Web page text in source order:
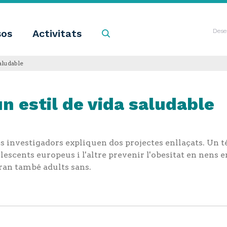
Activitats
estil de vida saludable
investigadors expliquen dos projectes enllaçats. Un
europeus i l'altre prevenir l'obesitat en nens
també adults sans.